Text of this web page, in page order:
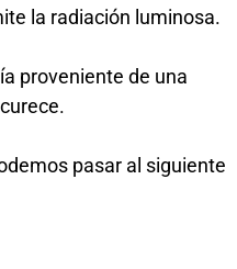
la radiación luminosa.
proveniente de una
pasar al siguiente